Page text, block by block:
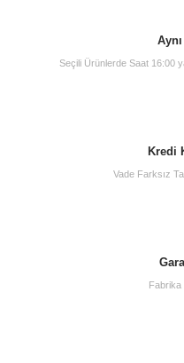
Seçili Ürünlerde Saat 16:00
Kredi
Vade Farksız
Fabrika